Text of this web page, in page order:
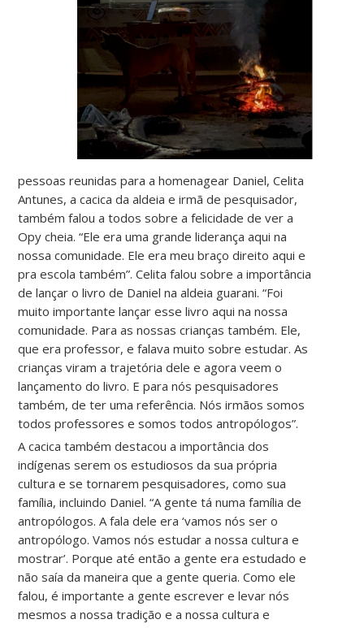
pessoas reunidas para a homenagear Daniel, Celita
Antunes, a cacica da aldeia e irmã de pesquisador,
também falou a todos sobre a felicidade de ver a
Opy cheia. “Ele era uma grande liderança aqui na
nossa comunidade. Ele era meu braço direito aqui e
pra escola também”. Celita falou sobre a importância
de lançar o livro de Daniel na aldeia guarani. “Foi
muito importante lançar esse livro aqui na nossa
comunidade. Para as nossas crianças também. Ele,
que era professor, e falava muito sobre estudar. As
crianças viram a trajetória dele e agora veem o
lançamento do livro. E para nós pesquisadores
também, de ter uma referência. Nós irmãos somos
todos professores e somos todos antropólogos”.
A cacica também destacou a importância dos
indígenas serem os estudiosos da sua própria
cultura e se tornarem pesquisadores, como sua
família, incluindo Daniel. “A gente tá numa família de
antropólogos. A fala dele era ‘vamos nós ser o
antropólogo. Vamos nós estudar a nossa cultura e
mostrar’. Porque até então a gente era estudado e
não saía da maneira que a gente queria. Como ele
falou, é importante a gente escrever e levar nós
mesmos a nossa tradição e a nossa cultura e